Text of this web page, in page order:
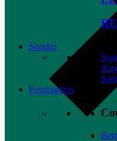
Sorgho
Fourragères